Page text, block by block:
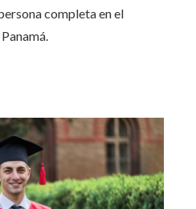
completa en el